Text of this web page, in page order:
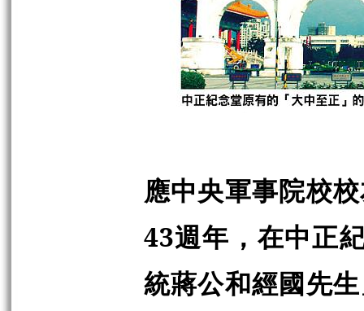
應中央軍事院校
43週年，在中正
統蔣公和經國先